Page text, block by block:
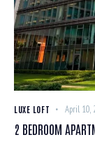
LUXE LOFT April 10,
2 BEDROOM